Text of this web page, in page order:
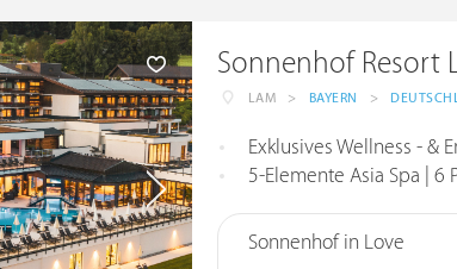
Sonnenhof Resort
LAM > BAYERN >
Exklusives Wellness - &
5-Elemente Asia Spa | 6
Sonnenhof in Love